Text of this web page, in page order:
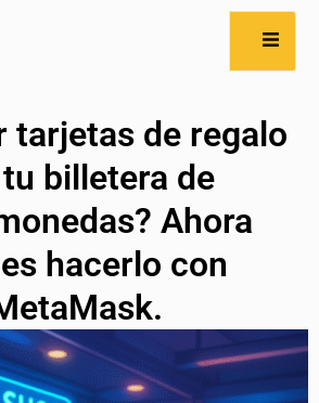
tarjetas de regalo
billetera de
Ahora
hacerlo con